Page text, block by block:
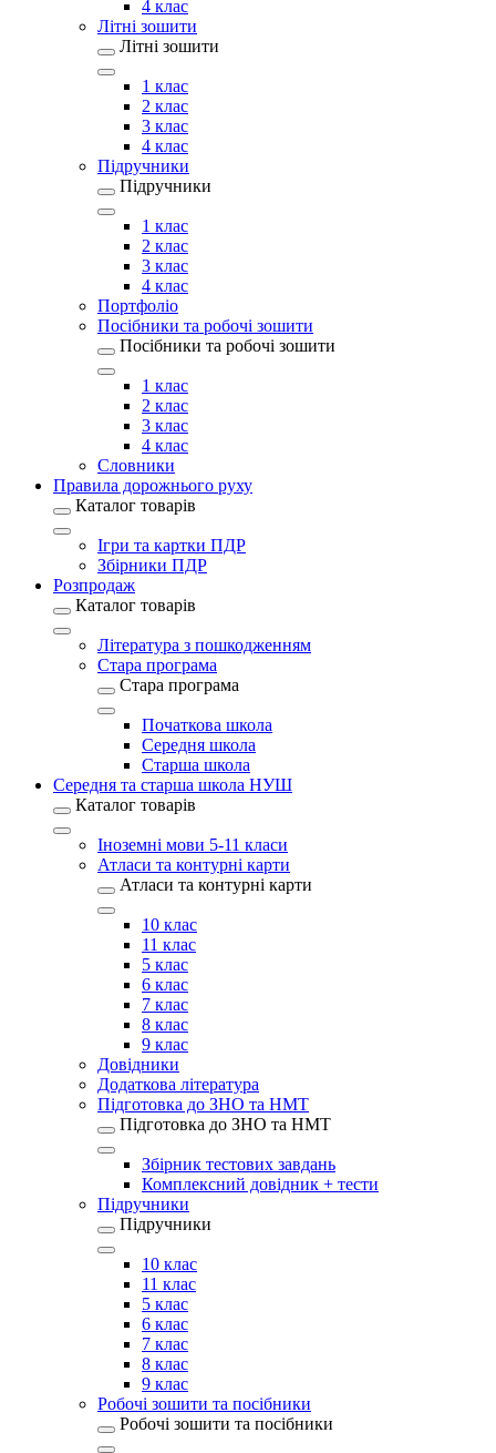
4 клас
Літні зошити
Літні зошити
1 клас
2 клас
3 клас
4 клас
Підручники
Підручники
1 клас
2 клас
3 клас
4 клас
Портфоліо
Посібники та робочі зошити
Посібники та робочі зошити
1 клас
2 клас
3 клас
4 клас
Словники
Правила дорожнього руху
Каталог товарів
Ігри та картки ПДР
Збірники ПДР
Розпродаж
Каталог товарів
Література з пошкодженням
Стара програма
Стара програма
Початкова школа
Середня школа
Старша школа
Середня та старша школа НУШ
Каталог товарів
Іноземні мови 5-11 класи
Атласи та контурні карти
Атласи та контурні карти
10 клас
11 клас
5 клас
6 клас
7 клас
8 клас
9 клас
Довідники
Додаткова література
Підготовка до ЗНО та НМТ
Підготовка до ЗНО та НМТ
Збірник тестових завдань
Комплексний довідник + тести
Підручники
Підручники
10 клас
11 клас
5 клас
6 клас
7 клас
8 клас
9 клас
Робочі зошити та посібники
Робочі зошити та посібники